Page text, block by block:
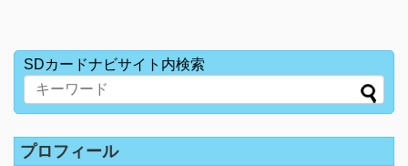
SDカードナビサイト内検索
プロフィール